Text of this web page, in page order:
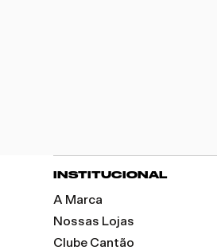
INSTITUCIONAL
A Marca
Nossas Lojas
Clube Cantão